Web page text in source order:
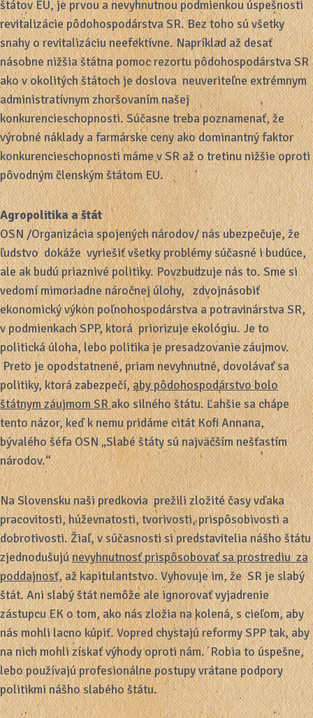
štátov EU, je prvou a nevyhnutnou podmienkou úspešnosti
revitalizácie pôdohospodárstva SR. Bez toho sú všetky
snahy o revitalizáciu neefektívne. Napríklad až desať
násobne nižšia štátna pomoc rezortu pôdohospodárstva SR
ako v okolitých štátoch je doslova neuveriteľne extrémnym
administratívnym zhoršovaním našej
konkurencieschopnosti. Súčasne treba poznamenať, že
výrobné náklady a farmárske ceny ako dominantný faktor
konkurencieschopnosti máme v SR až o tretinu nižšie oproti
pôvodným členským štátom EU.
Agropolitika a štát
OSN /Organizácia spojených národov/ nás ubezpečuje, že
ľudstvo dokáže vyriešiť všetky problémy súčasné i budúce,
ale ak budú priaznivé politiky. Povzbudzuje nás to. Sme si
vedomí mimoriadne náročnej úlohy, zdvojnásobiť
ekonomický výkon poľnohospodárstva a potravinárstva SR,
v podmienkach SPP, ktorá priorizuje ekológiu. Je to
politická úloha, lebo politika je presadzovanie záujmov.
Preto je opodstatnené, priam nevyhnutné, dovolávať sa
politiky, ktorá zabezpečí,aby pôdohospodárstvo bolo
štátnym záujmom SRako silného štátu. Ľahšie sa chápe
tento názor, keď k nemu pridáme citát Kofi Annana,
bývalého šéfa OSN „Slabé štáty sú najväčším nešťastím
národov.“
Na Slovensku naši predkovia prežili zložité časy vďaka
pracovitosti, húževnatosti, tvorivosti, prispôsobivosti a
dobrotivosti. Žiaľ, v súčasnosti si predstavitelia nášho štátu
zjednodušujúnevyhnutnosť prispôsobovať sa prostrediu za
poddajnosť,až kapitulantstvo. Vyhovuje im, že SR je slabý
štát. Ani slabý štát nemôže ale ignorovať vyjadrenie
zástupcu EK o tom, ako nás zložia na kolená, s cieľom, aby
nás mohli lacno kúpiť. Vopred chystajú reformy SPP tak, aby
na nich mohli získať výhody oproti nám. Robia to úspešne,
lebo používajú profesionálne postupy vrátane podpory
politikmi nášho slabého štátu.